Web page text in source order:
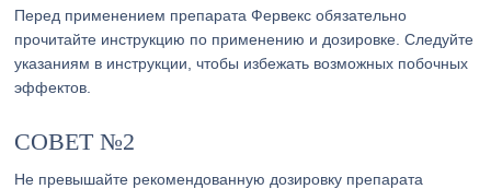
Перед применением препарата Фервекс обязательно
прочитайте инструкцию по применению и дозировке. Следуйте
указаниям в инструкции, чтобы избежать возможных побочных
эффектов.
СОВЕТ №2
Не превышайте рекомендованную дозировку препарата